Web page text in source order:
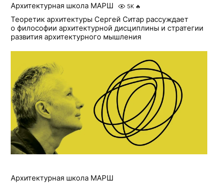
Архитектурная школа МАРШ 5K 🔥
Теоретик архитектуры Сергей Ситар рассуждает
о философии архитектурной дисциплины и стратегии
развития архитектурного мышления
Архитектурная школа МАРШ